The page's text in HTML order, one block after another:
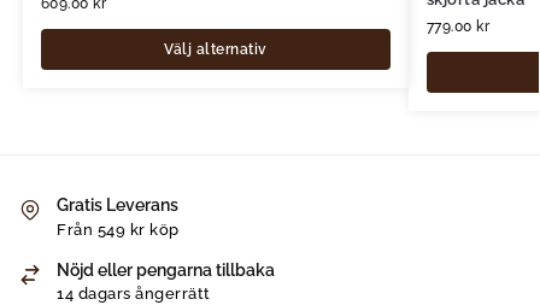
609.00 kr
Välj alternativ
779.00 kr
Gratis Leverans
Från 549 kr köp
Nöjd eller pengarna tillbaka
14 dagars ångerrätt